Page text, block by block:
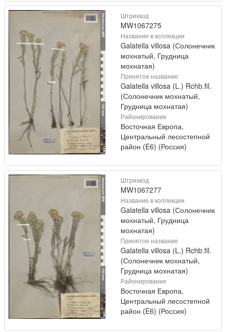
Штрихкод
MW1067275
Название в коллекции
Galatella villosa (Солонечник
мохнатый, Грудница
мохнатая)
Принятое название
Galatella villosa (L.) Rchb.fil.
(Солонечник мохнатый,
Грудница мохнатая)
Районирование
Восточная Европа,
Центральный лесостепной
район (E6) (Россия)
Штрихкод
MW1067277
Название в коллекции
Galatella villosa (Солонечник
мохнатый, Грудница
мохнатая)
Принятое название
Galatella villosa (L.) Rchb.fil.
(Солонечник мохнатый,
Грудница мохнатая)
Районирование
Восточная Европа,
Центральный лесостепной
район (E6) (Россия)